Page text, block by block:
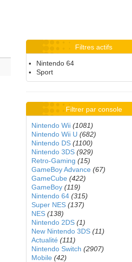
Filtres actifs
Nintendo 64
Sport
Filtrer par console
Nintendo Wii (1081)
Nintendo Wii U (682)
Nintendo DS (1100)
Nintendo 3DS (929)
Retro-Gaming (15)
GameBoy Advance (67)
GameCube (422)
GameBoy (119)
Nintendo 64 (315)
Super NES (137)
NES (138)
Nintendo 2DS (1)
New Nintendo 3DS (11)
Actualité (111)
Nintendo Switch (2907)
Mobile (42)